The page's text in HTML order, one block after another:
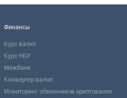
Финансы
Курс валют
Курс НБУ
Межбанк
Конвертер валют
Мониторинг обменников криптовалют